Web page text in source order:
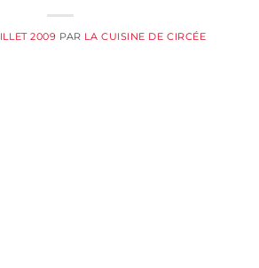
2009 PAR LA CUISINE DE CIRCÉE